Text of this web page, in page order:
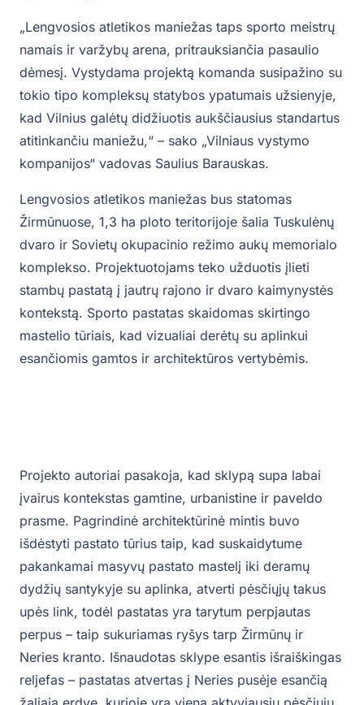
„Lengvosios atletikos maniežas taps sporto meistrų
namais ir varžybų arena, pritrauksiančia pasaulio
dėmesį. Vystydama projektą komanda susipažino su
tokio tipo kompleksų statybos ypatumais užsienyje,
kad Vilnius galėtų didžiuotis aukščiausius standartus
atitinkančiu maniežu,“ – sako „Vilniaus vystymo
kompanijos“ vadovas Saulius Barauskas.
Lengvosios atletikos maniežas bus statomas
Žirmūnuose, 1,3 ha ploto teritorijoje šalia Tuskulėnų
dvaro ir Sovietų okupacinio režimo aukų memorialo
komplekso. Projektuotojams teko užduotis įlieti
stambų pastatą į jautrų rajono ir dvaro kaimynystės
kontekstą. Sporto pastatas skaidomas skirtingo
mastelio tūriais, kad vizualiai derėtų su aplinkui
esančiomis gamtos ir architektūros vertybėmis.
Projekto autoriai pasakoja, kad sklypą supa labai
įvairus kontekstas gamtine, urbanistine ir paveldo
prasme. Pagrindinė architektūrinė mintis buvo
išdėstyti pastato tūrius taip, kad suskaidytume
pakankamai masyvų pastato mastelį iki deramų
dydžių santykyje su aplinka, atverti pėsčiųjų takus
upės link, todėl pastatas yra tarytum perpjautas
perpus – taip sukuriamas ryšys tarp Žirmūnų ir
Neries kranto. Išnaudotas sklype esantis išraiškingas
reljefas – pastatas atvertas į Neries pusėje esančią